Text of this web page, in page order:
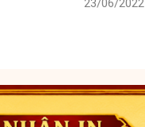
23/06/2022